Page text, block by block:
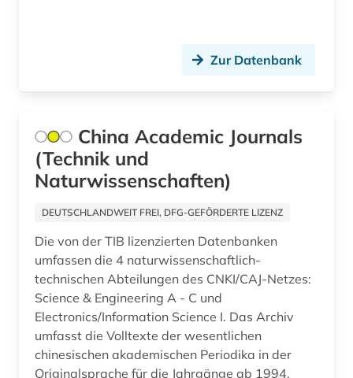
ornithologie (1)
paläontologie (1)
patent (1)
patente (1)
pharmazie (12)
philosophie (5)
physik (7)
poetik (1)
Zur Datenbank
China Academic Journals
(Technik und
Naturwissenschaften)
DEUTSCHLANDWEIT FREI, DFG-GEFÖRDERTE LIZENZ
Die von der TIB lizenzierten Datenbanken
umfassen die 4 naturwissenschaftlich-
technischen Abteilungen des CNKI/CAJ-Netzes:
Science & Engineering A - C und
Electronics/Information Science I. Das Archiv
umfasst die Volltexte der wesentlichen
chinesischen akademischen Periodika in der
Originalsprache für die Jahrgänge ab 1994,